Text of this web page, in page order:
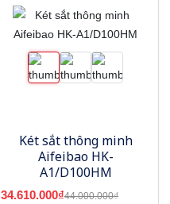
Két sắt thông minh
Aifeibao HK-
A1/D100HM
34.610.000₫44.000.000₫